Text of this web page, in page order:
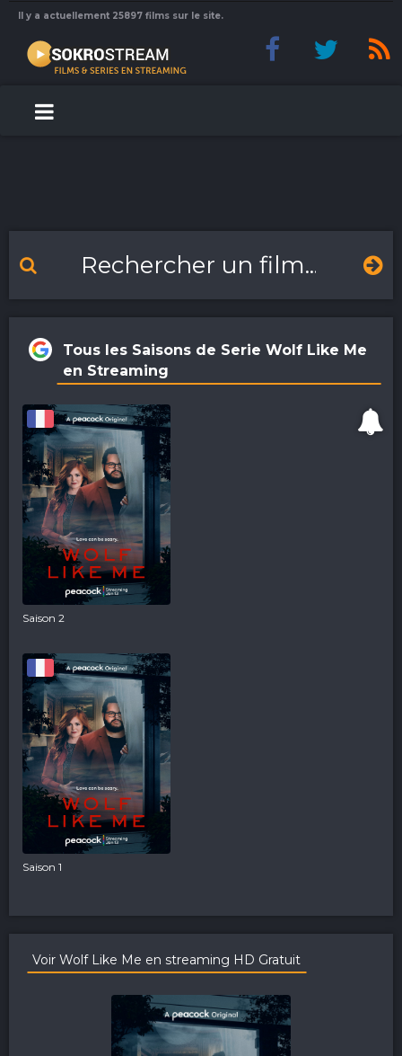
Il y a actuellement 25897 films sur le site.
Tous les Saisons de Serie Wolf Like Me
en Streaming
Saison 2
Saison 1
Voir Wolf Like Me en streaming HD Gratuit